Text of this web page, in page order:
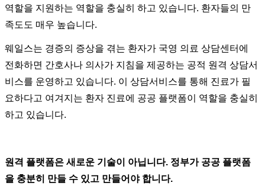
역할을 지원하는 역할을 충실히 하고 있습니다. 환자들의 만
족도도 매우 높습니다.
웨일스는 경증의 증상을 겪는 환자가 국영 의료 상담센터에
전화하면 간호사나 의사가 지침을 제공하는 공적 원격 상담서
비스를 운영하고 있습니다. 이 상담서비스를 통해 진료가 필
요하다고 여겨지는 환자 진료에 공공 플랫폼이 역할을 충실히
하고 있습니다.
원격 플랫폼은 새로운 기술이 아닙니다. 정부가 공공 플랫폼
을 충분히 만들 수 있고 만들어야 합니다.